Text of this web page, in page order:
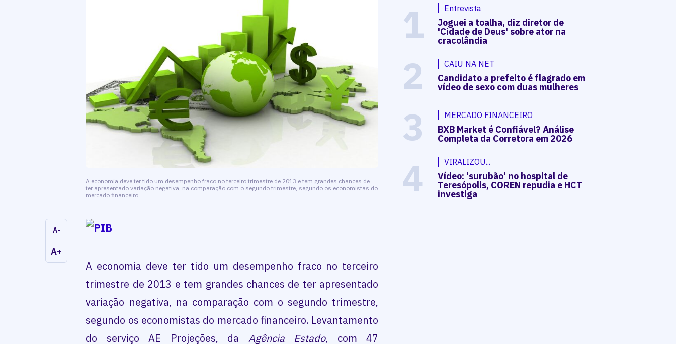
A economia deve ter tido um desempenho fraco no terceiro trimestre de 2013 e tem grandes chances de
ter apresentado variação negativa, na comparação com o segundo trimestre, segundo os economistas do
mercado financeiro
A-
A+
A economia deve ter tido um desempenho fraco no terceiro
trimestre de 2013 e tem grandes chances de ter apresentado
variação negativa, na comparação com o segundo trimestre,
segundo os economistas do mercado financeiro. Levantamento
do serviço AE Projeções, da Agência Estado, com 47
1 Entrevista
Joguei a toalha, diz diretor de
'Cidade de Deus' sobre ator na
cracolândia
2 CAIU NA NET
Candidato a prefeito é flagrado em
vídeo de sexo com duas mulheres
3 MERCADO FINANCEIRO
BXB Market é Confiável? Análise
Completa da Corretora em 2026
4 VIRALIZOU...
Vídeo: 'surubão' no hospital de
Teresópolis, COREN repudia e HCT
investiga